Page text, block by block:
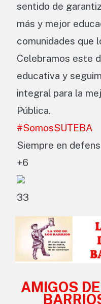
sentido de
más y mejor
comunidades que
Celebramos este
educativa y
integral para la
Pública.
#SomosSUTEBA
Siempre en
+6
33
AMIGOS